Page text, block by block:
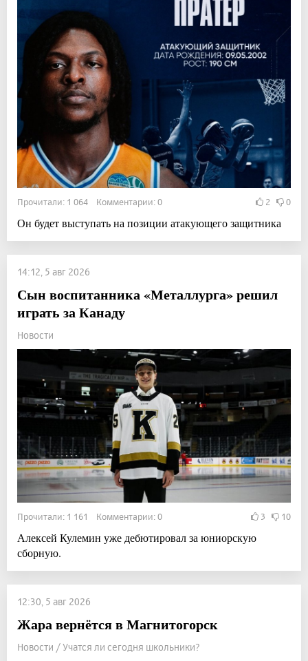
Прочитали: 1 064 Комментарии: 0 2 0
Он будет выступать на позиции атакующего защитника
14:12, 5 авг 2026
Сын воспитанника «Металлурга» решил
играть за Канаду
Новости
Прочитали: 1 161 Комментарии: 0 3 10
Алексей Кулемин уже дебютировал за юниорскую
сборную.
12:30, 5 авг 2026
Жара вернётся в Магнитогорск
Новости / Учатся ли сегодня школьники?